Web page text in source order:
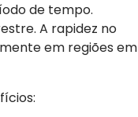
de tempo.
A rapidez no
em regiões em